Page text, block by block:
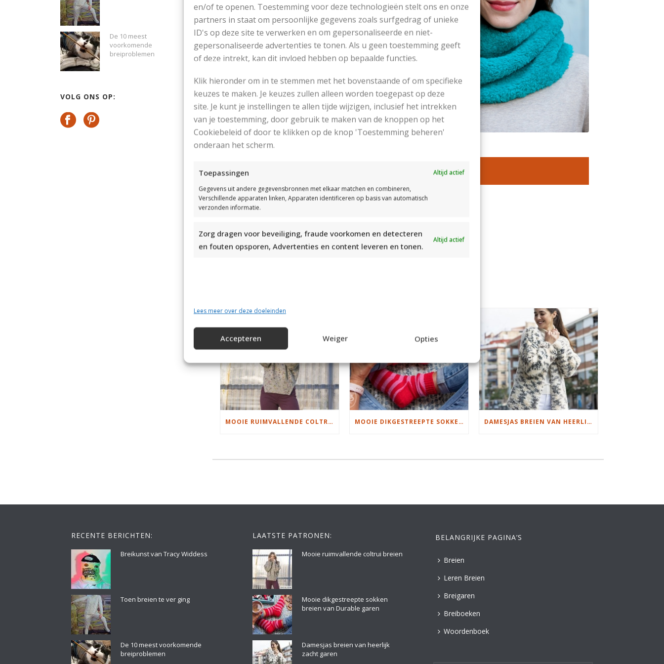
en/of te openen. Toestemming voor deze technologieën stelt ons en onze
partners in staat om persoonlijke gegevens zoals surfgedrag of unieke
ID's op deze site te verwerken en om gepersonaliseerde en niet-
gepersonaliseerde advertenties te tonen. Als u geen toestemming geeft
of deze intrekt, kan dit invloed hebben op bepaalde functies.
Klik hieronder om in te stemmen met het bovenstaande of om specifieke
keuzes te maken. Je keuzes zullen alleen worden toegepast op deze
site. Je kunt je instellingen te allen tijde wijzigen, inclusief het intrekken
van je toestemming, door gebruik te maken van de knoppen op het
Cookiebeleid of door te klikken op de knop 'Toestemming beheren'
onderaan het scherm.
Toepassingen
Altijd actief
Gegevens uit andere gegevensbronnen met elkaar matchen en combineren,
Verschillende apparaten linken, Apparaten identificeren op basis van automatisch
verzonden informatie.
Zorg dragen voor beveiliging, fraude voorkomen en detecteren
en fouten opsporen, Advertenties en content leveren en tonen.
Altijd actief
Lees meer over deze doeleinden
Accepteren Weiger Opties
Gebruikte steek:
r tric st
Het Patroon
MOOIE RUIMVALLENDE COLTRUI BREIEN MOOIE DIKGESTREEPTE SOKKEN BREIEN VAN DURABLE GAREN DAMESJAS BREIEN VAN HEERLIJK ZACHT GAREN
De 10 meest
voorkomende
breiproblemen
VOLG ONS OP:
RECENTE BERICHTEN:
Breikunst van Tracy Widdess
Toen breien te ver ging
De 10 meest voorkomende
breiproblemen
LAATSTE PATRONEN:
Mooie ruimvallende coltrui breien
Mooie dikgestreepte sokken
breien van Durable garen
Damesjas breien van heerlijk
zacht garen
BELANGRIJKE PAGINA’S
Breien
Leren Breien
Breigaren
Breiboeken
Woordenboek